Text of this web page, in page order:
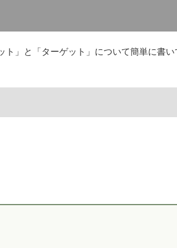
」と「ターゲット」について簡単に書い